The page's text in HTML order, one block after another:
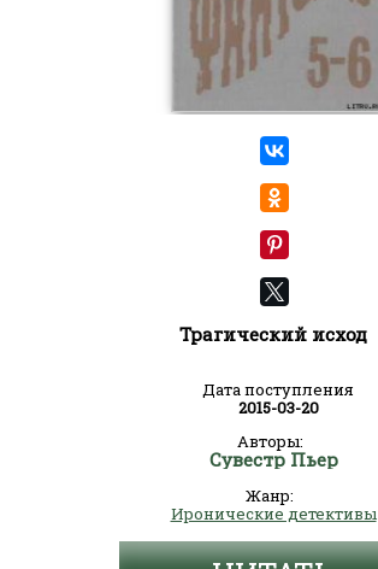
Трагический исход
Дата поступления
2015-03-20
Авторы:
Сувестр Пьер
Жанр:
Иронические детективы